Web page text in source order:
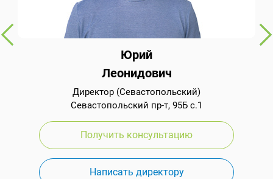
Юрий
Леонидович
Директор (Севастопольский)
Севастопольский пр-т, 95Б с.1
Получить консультацию
Написать директору